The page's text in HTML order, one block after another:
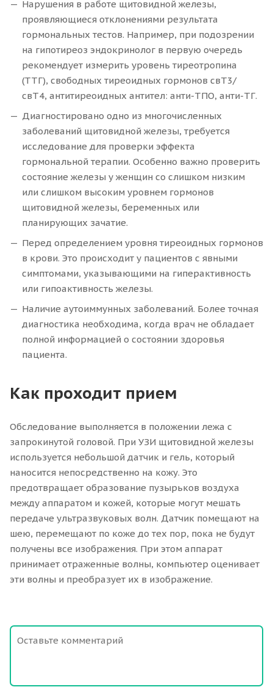
Нарушения в работе щитовидной железы,
проявляющиеся отклонениями результата
гормональных тестов. Например, при подозрении
на гипотиреоз эндокринолог в первую очередь
рекомендует измерить уровень тиреотропина
(ТТГ), свободных тиреоидных гормонов свТ3/
свТ4, антитиреоидных антител: анти-ТПО, анти-ТГ.
Диагностировано одно из многочисленных
заболеваний щитовидной железы, требуется
исследование для проверки эффекта
гормональной терапии. Особенно важно проверить
состояние железы у женщин со слишком низким
или слишком высоким уровнем гормонов
щитовидной железы, беременных или
планирующих зачатие.
Перед определением уровня тиреоидных гормонов
в крови. Это происходит у пациентов с явными
симптомами, указывающими на гиперактивность
или гипоактивность железы.
Наличие аутоиммунных заболеваний. Более точная
диагностика необходима, когда врач не обладает
полной информацией о состоянии здоровья
пациента.
Как проходит прием
Обследование выполняется в положении лежа с
запрокинутой головой. При УЗИ щитовидной железы
используется небольшой датчик и гель, который
наносится непосредственно на кожу. Это
предотвращает образование пузырьков воздуха
между аппаратом и кожей, которые могут мешать
передаче ультразвуковых волн. Датчик помещают на
шею, перемещают по коже до тех пор, пока не будут
получены все изображения. При этом аппарат
принимает отраженные волны, компьютер оценивает
эти волны и преобразует их в изображение.